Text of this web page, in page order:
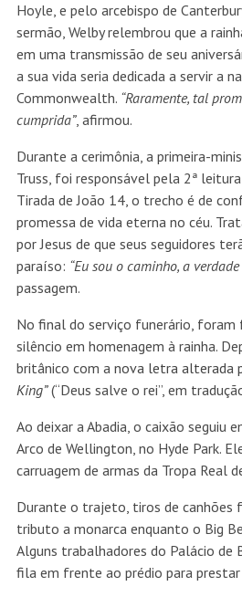
Hoyle, e pelo arcebispo de
sermão, Welby relembrou que a
em uma transmissão de seu
a sua vida seria dedicada a servir a
Commonwealth. “Raramente, tal
cumprida”, afirmou.
Durante a cerimônia, a primeira-
Truss, foi responsável pela 2ª
Tirada de João 14, o trecho é de
promessa de vida eterna no céu.
por Jesus de que seus seguidores
paraíso: “Eu sou o caminho, a
passagem.
No final do serviço funerário,
silêncio em homenagem à rainha.
britânico com a nova letra alterada
King”(“Deus salve o rei”, em
Ao deixar a Abadia, o caixão seguiu
Arco de Wellington, no Hyde Park.
carruagem de armas da Tropa Real
Durante o trajeto, tiros de canhões
tributo a monarca enquanto o Big
Alguns trabalhadores do Palácio de
fila em frente ao prédio para prestar